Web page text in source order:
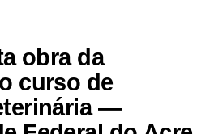
passará por revitalização para
da Ufac.
Balbino, reafirmou a continuidade
da infraestrutura da instituição. “Eu
de portas abertas, para seguir os
obra da
curso de
—